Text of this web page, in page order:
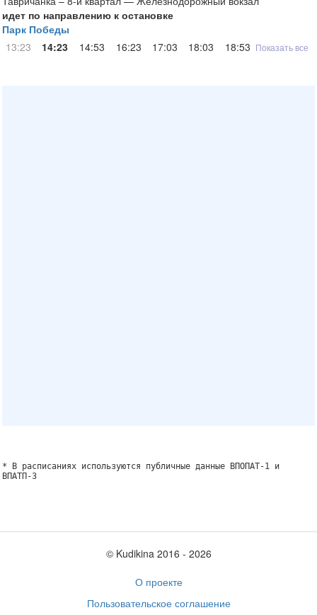
идет по направлению к остановке
Парк Победы
13:23
14:23 14:53 16:23 17:03 18:03 18:53 19:23
Показать все
* В расписаниях используются публичные данные ВПОПАТ-1 и
ВПАТП-3
© Kudikina 2016 ‐ 2026
О проекте
Пользовательское соглашение